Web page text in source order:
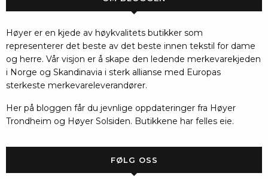
Høyer er en kjede av høykvalitets butikker som
representerer det beste av det beste innen tekstil for dame
og herre. Vår visjon er å skape den ledende merkevarekjeden
i Norge og Skandinavia i sterk allianse med Europas
sterkeste merkevareleverandører.
Her på bloggen får du jevnlige oppdateringer fra Høyer
Trondheim og Høyer Solsiden. Butikkene har felles eie.
FØLG OSS